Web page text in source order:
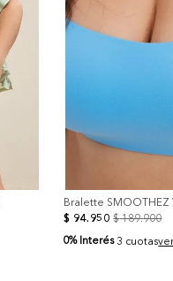
Bralette SMOOTHEZ
$ 94. 950 $ 189.900
0% Interés 3 cuotas